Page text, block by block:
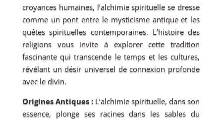
croyances humaines, l’alchimie spirituelle se dresse
comme un pont entre le mysticisme antique et les
quêtes spirituelles contemporaines. L’histoire des
religions vous invite à explorer cette tradition
fascinante qui transcende le temps et les cultures,
révélant un désir universel de connexion profonde
avec le divin.
Origines Antiques :L’alchimie spirituelle, dans son
essence, plonge ses racines dans les sables du